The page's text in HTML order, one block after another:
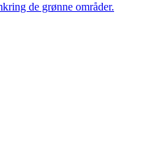
de grønne områder.